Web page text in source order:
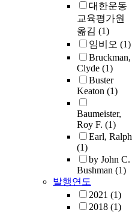
대한운동
교육평가원
옮김 (1)
임비오 (1)
Bruckman,
Clyde (1)
Buster
Keaton (1)
Baumeister,
Roy F. (1)
Earl, Ralph
(1)
by John C.
Bushman (1)
발행연도
2021 (1)
2018 (1)